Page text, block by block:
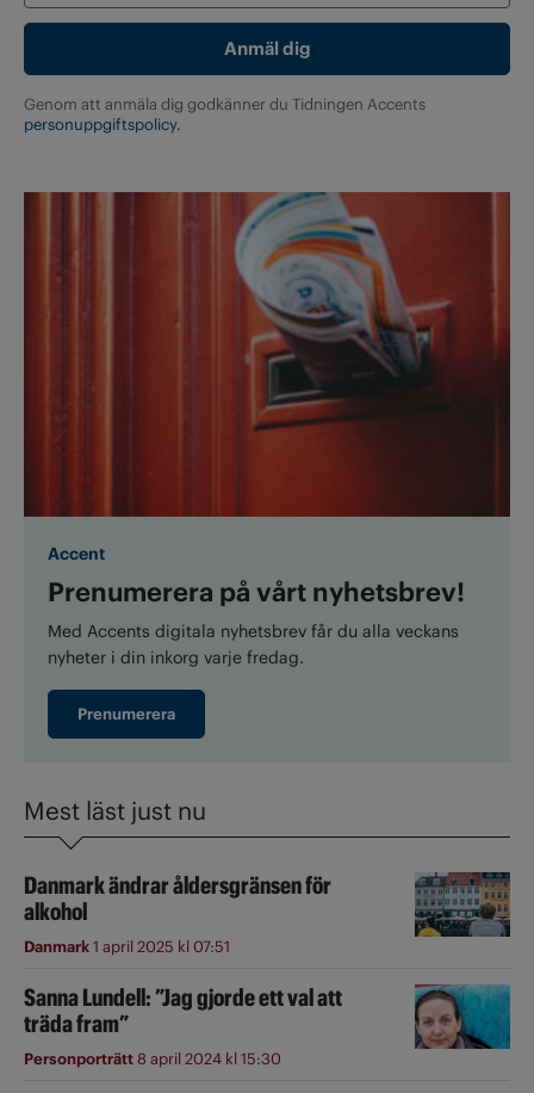
Genom att anmäla dig godkänner du Tidningen Accents
personuppgiftspolicy.
Accent
Prenumerera på vårt nyhetsbrev!
Med Accents digitala nyhetsbrev får du alla veckans
nyheter i din inkorg varje fredag.
Prenumerera
Mest läst just nu
Danmark ändrar åldersgränsen för
alkohol
Danmark1 april 2025 kl 07:51
Sanna Lundell: ”Jag gjorde ett val att
träda fram”
Personporträtt8 april 2024 kl 15:30